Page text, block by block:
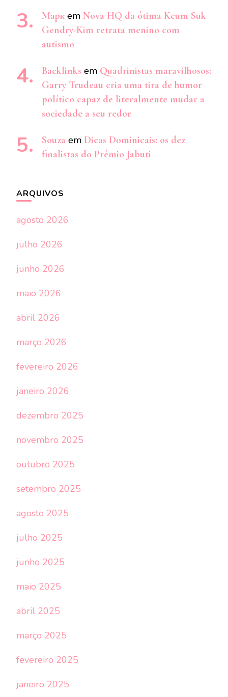
Марк em Nova HQ da ótima Keum Suk
Gendry-Kim retrata menino com
autismo
Backlinks em Quadrinistas maravilhosos:
Garry Trudeau cria uma tira de humor
político capaz de literalmente mudar a
sociedade a seu redor
Souza em Dicas Dominicais: os dez
finalistas do Prêmio Jabuti
ARQUIVOS
agosto 2026
julho 2026
junho 2026
maio 2026
abril 2026
março 2026
fevereiro 2026
janeiro 2026
dezembro 2025
novembro 2025
outubro 2025
setembro 2025
agosto 2025
julho 2025
junho 2025
maio 2025
abril 2025
março 2025
fevereiro 2025
janeiro 2025